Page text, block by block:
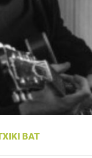
BAT